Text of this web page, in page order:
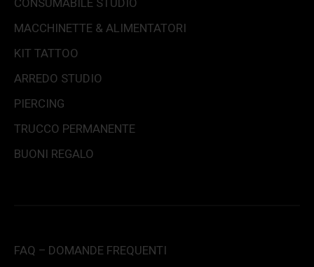
MACCHINETTE & ALIMENTATORI
KIT TATTOO
ARREDO STUDIO
PIERCING
TRUCCO PERMANENTE
BUONI REGALO
FAQ – DOMANDE FREQUENTI